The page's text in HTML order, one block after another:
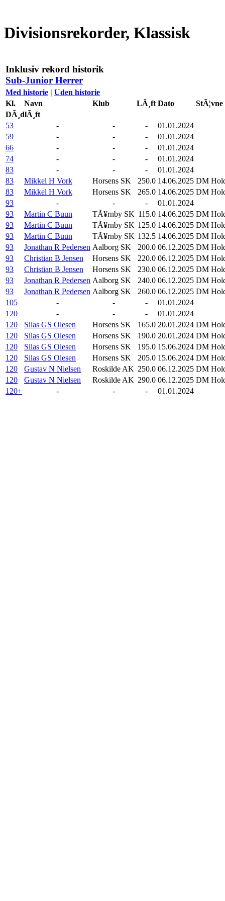
Divisionsrekorder, Klassisk
Inklusiv rekord historik
Sub-Junior Herrer
Med historie | Uden historie
Kl.
Navn Klub LÃ¸ft Dato
StÃ¦vne
DÃ¸dlÃ¸ft
53
- - -
01.01.2024
59
- - -
01.01.2024
66
- - -
01.01.2024
74
- - -
01.01.2024
83
- - -
01.01.2024
83
Mikkel H Vork Horsens SK 250.0 14.06.2025 DM
83
Mikkel H Vork Horsens SK 265.0 14.06.2025 DM
93
- - -
01.01.2024
93
Martin C Buun TÃ¥rnby SK 115.0 14.06.2025 DM
93
Martin C Buun TÃ¥rnby SK 125.0 14.06.2025 DM
93
Martin C Buun TÃ¥rnby SK 132.5 14.06.2025 DM
93
Jonathan R Pedersen Aalborg SK 200.0 06.12.2025 DM
93
Christian B Jensen Horsens SK 220.0 06.12.2025 DM
93
Christian B Jensen Horsens SK 230.0 06.12.2025 DM
93
Jonathan R Pedersen Aalborg SK 240.0 06.12.2025 DM
93
Jonathan R Pedersen Aalborg SK 260.0 06.12.2025 DM
105
- - -
01.01.2024
120
- - -
01.01.2024
120
Silas GS Olesen Horsens SK 165.0 20.01.2024 DM
120
Silas GS Olesen Horsens SK 190.0 20.01.2024 DM
120
Silas GS Olesen Horsens SK 195.0 15.06.2024 DM
120
Silas GS Olesen Horsens SK 205.0 15.06.2024 DM
120
Gustav N Nielsen Roskilde AK 250.0 06.12.2025 DM
120
Gustav N Nielsen Roskilde AK 290.0 06.12.2025 DM
120+
- - - 01.01.2024